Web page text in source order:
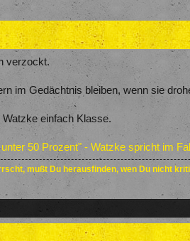
verzockt.
im Gedächtnis bleiben, wenn sie
Watzke einfach Klasse.
50 Prozent" - Watzke spricht im
mußt Du herausfinden, wen Du nicht